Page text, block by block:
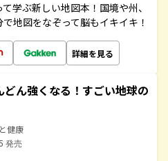
学ぶ新しい地図本！国境や州、
地図をなぞって脳もイキイキ！
詳細を見る
どん強くなる！すごい地球の
健康
発売